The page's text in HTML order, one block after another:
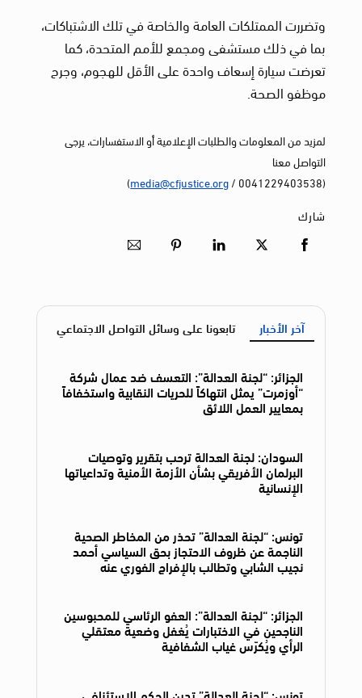
وتضررت الممتلكات العامة والخاصة في تلك الاشتباكات،
بما في ذلك مستشفى ومجمع للأمم المتحدة، كما
تعرضت سيارة إسعاف واحدة على الأقل للهجوم، وجرح
موظفو الصحة.
لمزيد من المعلومات والطلبات الإعلامية أو الاستفسارات، يرجى
التواصل معنا
(0041229403538 /
media@cfjustice.org
)
شارك
آخر الأخبار تابعونا على وسائل التواصل الاجتماعي
الجزائر: “لجنة العدالة”: التعسف ضد عمال شركة
“أوزمرت” يمثل انتهاكاً للحريات النقابية واستخفافاً
بمعايير العمل اللائق
السودان: لجنة العدالة ترحب بتقرير وتوصيات
البرلمان الأفريقي بشأن الأزمة الأمنية وتداعياتها
الإنسانية
تونس: “لجنة العدالة” تحذر من المخاطر الصحية
الناجمة عن ظروف الاحتجاز بحق السياسي أحمد
نجيب الشابي وتطالب بالإفراج الفوري عنه
الجزائر: “لجنة العدالة”: العفو الرئاسي للمحبوسين
الناجحين في الاختبارات يُغفل وضعية معتقلي
الرأي ويُكرّس غياب الشفافية